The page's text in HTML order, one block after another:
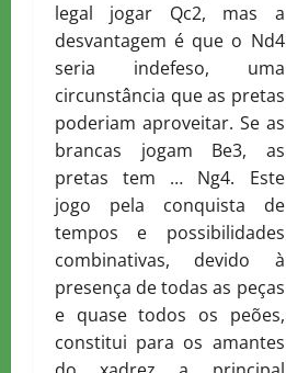
legal jogar Qc2, mas a
desvantagem é que o Nd4
seria indefeso, uma
circunstância que as pretas
poderiam aproveitar. Se as
brancas jogam Be3, as
pretas tem … Ng4. Este
jogo pela conquista de
tempos e possibilidades
combinativas, devido à
presença de todas as peças
e quase todos os peões,
constitui para os amantes